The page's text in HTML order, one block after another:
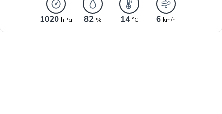
hPa % °C km/h